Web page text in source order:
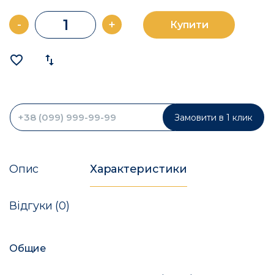
- + Купити
favorite_border import_export
Замовити в 1 клик
Опис Характеристики
Відгуки (0)
Общие